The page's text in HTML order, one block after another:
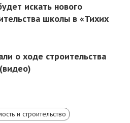
искать нового
школы в «Тихих
о ходе строительства
и строительство